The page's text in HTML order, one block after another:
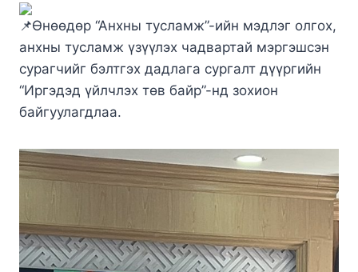
Өнөөдөр “Анхны тусламж”-ийн мэдлэг олгох,
анхны тусламж үзүүлэх чадвартай мэргэшсэн
сурагчийг бэлтгэх дадлага сургалт дүүргийн
“Иргэдэд үйлчлэх төв байр”-нд зохион
байгуулагдлаа.